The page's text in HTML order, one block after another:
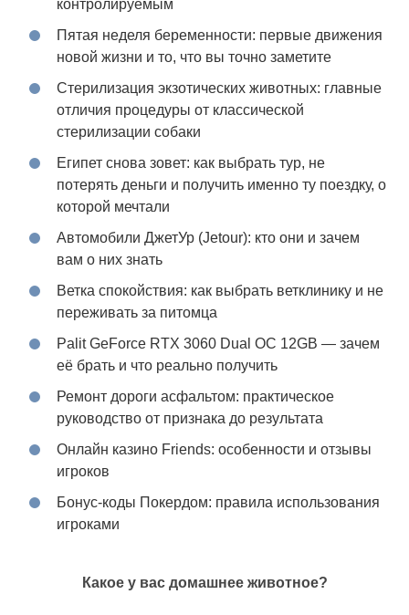
контролируемым
Пятая неделя беременности: первые движения
новой жизни и то, что вы точно заметите
Стерилизация экзотических животных: главные
отличия процедуры от классической
стерилизации собаки
Египет снова зовет: как выбрать тур, не
потерять деньги и получить именно ту поездку, о
которой мечтали
Автомобили ДжетУр (Jetour): кто они и зачем
вам о них знать
Ветка спокойствия: как выбрать ветклинику и не
переживать за питомца
Palit GeForce RTX 3060 Dual OC 12GB — зачем
её брать и что реально получить
Ремонт дороги асфальтом: практическое
руководство от признака до результата
Онлайн казино Friends: особенности и отзывы
игроков
Бонус-коды Покердом: правила использования
игроками
Какое у вас домашнее животное?